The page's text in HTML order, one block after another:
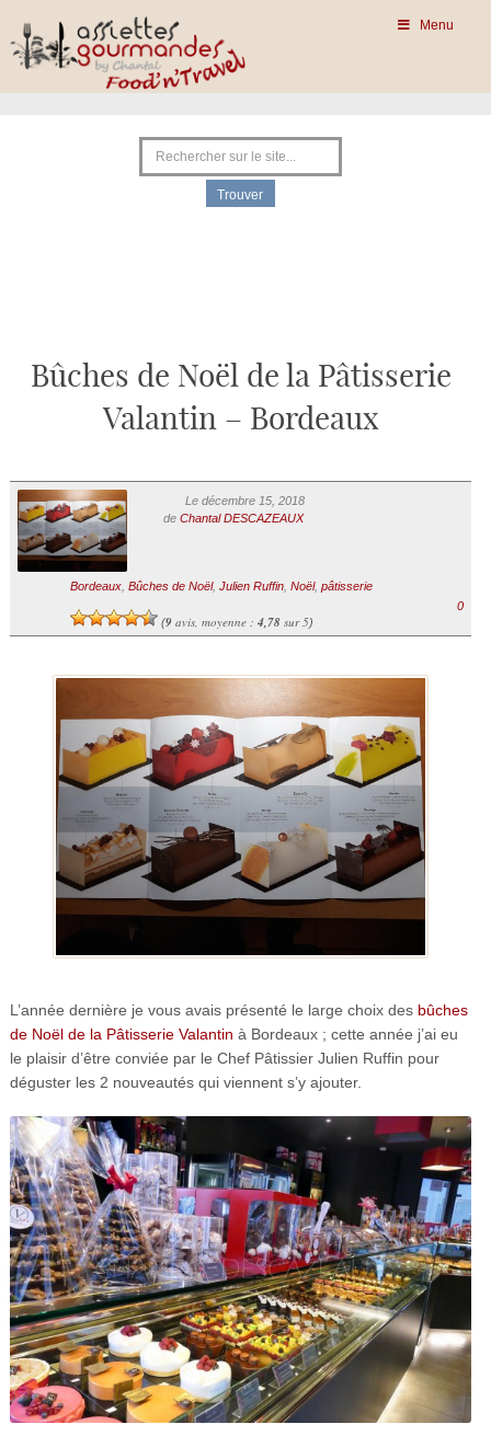
Menu
Bûches de Noël de la Pâtisserie
Valantin – Bordeaux
Le décembre 15, 2018
de Chantal DESCAZEAUX
Bordeaux, Bûches de Noël, Julien Ruffin, Noël, pâtisserie
(9avis, moyenne : 4,78 sur 5)
0
L’année dernière je vous avais présenté le large choix des bûches
de Noël de la Pâtisserie Valantin à Bordeaux ; cette année j’ai eu
le plaisir d’être conviée par le Chef Pâtissier Julien Ruffin pour
déguster les 2 nouveautés qui viennent s’y ajouter.